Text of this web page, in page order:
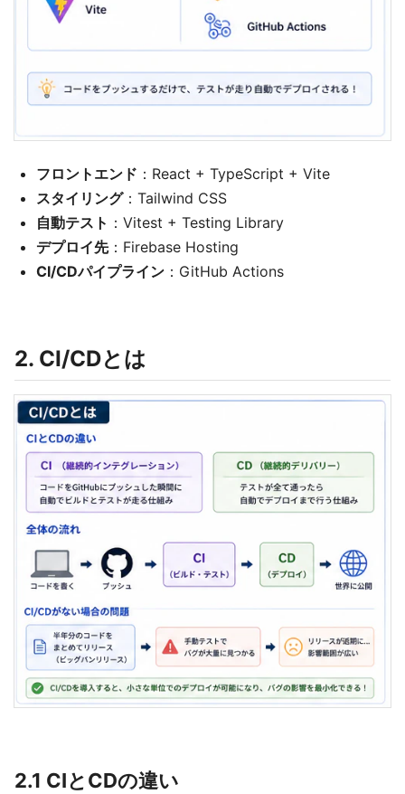
フロントエンド ：React + TypeScript + Vite
スタイリング：Tailwind CSS
自動テスト ：Vitest + Testing Library
デプロイ先：Firebase Hosting
CI/CDパイプライン ：GitHub Actions
2. CI/CDとは
2.1 CIとCDの違い